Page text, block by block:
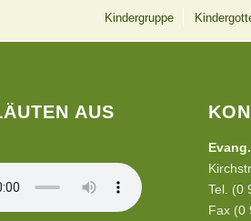
Kindergruppe
AUS
Tel. (0
Fax (0